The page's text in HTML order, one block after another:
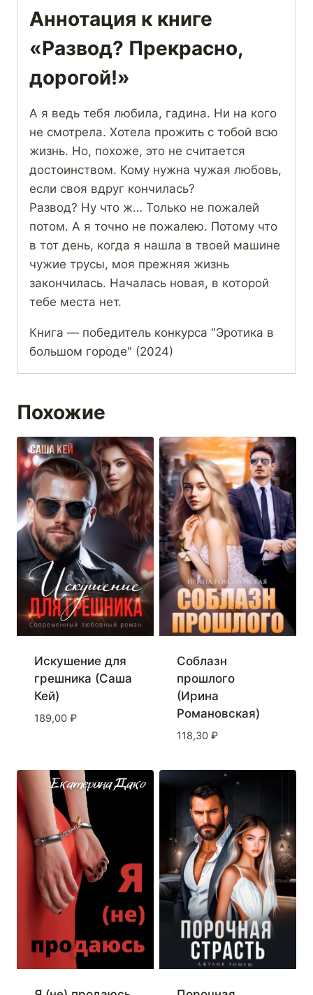
Аннотация к книге
«Развод? Прекрасно,
дорогой!»
А я ведь тебя любила, гадина. Ни на кого
не смотрела. Хотела прожить с тобой всю
жизнь. Но, похоже, это не считается
достоинством. Кому нужна чужая любовь,
если своя вдруг кончилась?
Развод? Ну что ж… Только не пожалей
потом. А я точно не пожалею. Потому что
в тот день, когда я нашла в твоей машине
чужие трусы, моя прежняя жизнь
закончилась. Началась новая, в которой
тебе места нет.
Книга — победитель конкурса "Эротика в
большом городе" (2024)
Похожие
Искушение для
грешника (Саша
Кей)
189,00 ₽
Соблазн
прошлого
(Ирина
Романовская)
118,30 ₽